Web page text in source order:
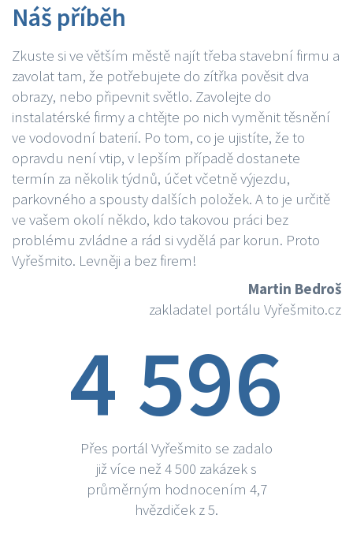
Náš příběh
Zkuste si ve větším městě najít třeba stavební firmu a
zavolat tam, že potřebujete do zítřka pověsit dva
obrazy, nebo připevnit světlo. Zavolejte do
instalatérské firmy a chtějte po nich vyměnit těsnění
ve vodovodní baterií. Po tom, co je ujistíte, že to
opravdu není vtip, v lepším případě dostanete
termín za několik týdnů, účet včetně výjezdu,
parkovného a spousty dalších položek. A to je určitě
ve vašem okolí někdo, kdo takovou práci bez
problému zvládne a rád si vydělá par korun. Proto
Vyřešmito. Levněji a bez firem!
Martin Bedroš
zakladatel portálu Vyřešmito.cz
4 596
Přes portál Vyřešmito se zadalo
již více než 4 500 zakázek s
průměrným hodnocením 4,7
hvězdiček z 5.